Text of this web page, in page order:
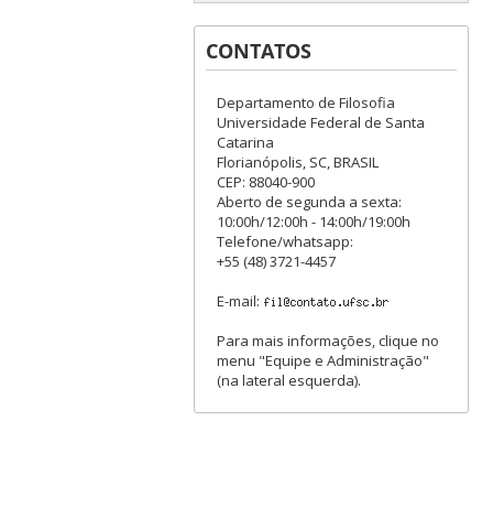
CONTATOS
Departamento de Filosofia
Universidade Federal de Santa
Catarina
Florianópolis, SC, BRASIL
CEP: 88040-900
Aberto de segunda a sexta:
10:00h/12:00h - 14:00h/19:00h
Telefone/whatsapp:
+55 (48) 3721-4457
E-mail:
Para mais informações, clique no
menu "Equipe e Administração"
(na lateral esquerda).